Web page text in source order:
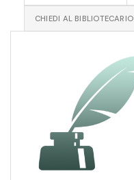
CHIEDI AL BIBLIOTECARIO